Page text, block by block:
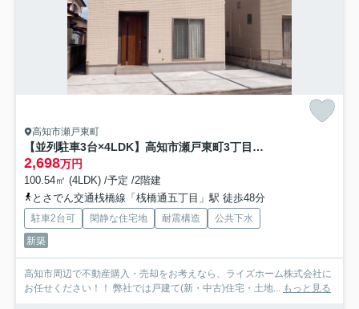
高知市瀬戸東町
【並列駐車3台×4LDK】高知市瀬戸東町3丁目建売1
2,698万円
100.54㎡ (4LDK) /予定 /2階建
とさでん交通桟橋線「桟橋通五丁目」駅 徒歩48分
駐車2台可 閑静な住宅地 耐震構造
公共下水
新築
高知市周辺で不動産購入・売却をお考えなら、ライズホーム株式会社に
お任せください！！ 弊社では戸建て(新・中古)住宅・土地... もっと見る